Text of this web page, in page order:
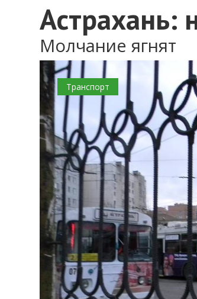
Астрахань:
Молчание ягнят
Транспорт